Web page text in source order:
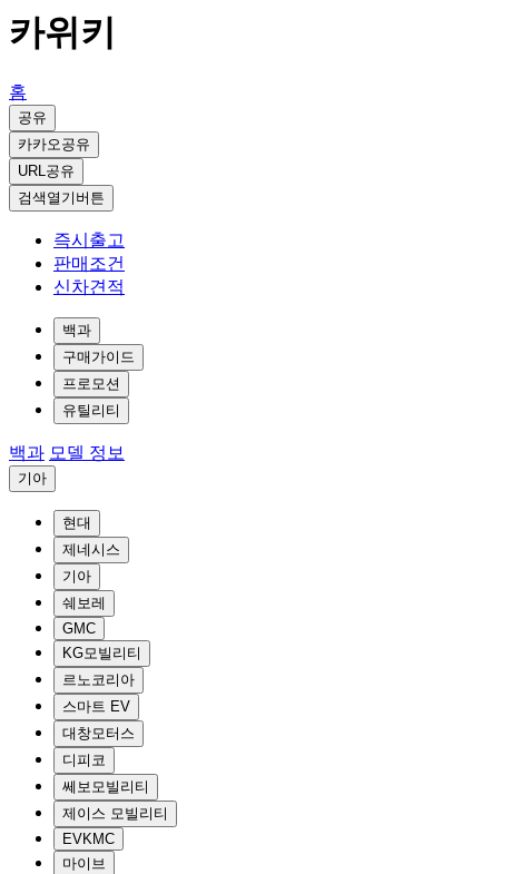
카위키
홈
공유
카카오공유
URL공유
검색열기버튼
즉시출고
판매조건
신차견적
백과
구매가이드
프로모션
유틸리티
백과 모델 정보
기아
현대
제네시스
기아
쉐보레
GMC
KG모빌리티
르노코리아
스마트 EV
대창모터스
디피코
쎄보모빌리티
제이스 모빌리티
EVKMC
마이브